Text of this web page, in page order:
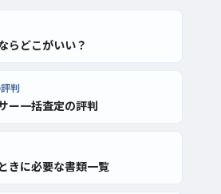
らどこがいい？
判
ー一括査定の評判
きに必要な書類一覧